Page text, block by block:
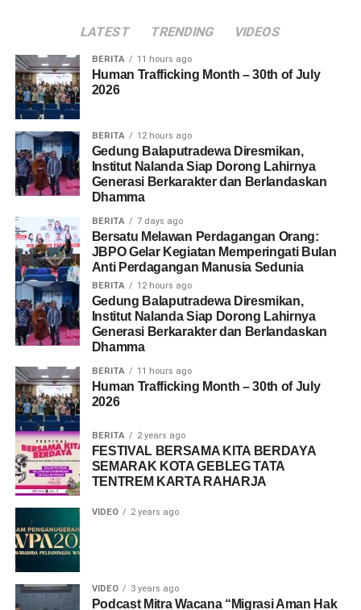
LATEST TRENDING VIDEOS
BERITA 11 hours ago
Human Trafficking Month – 30th of July
2026
BERITA 12 hours ago
Gedung Balaputradewa Diresmikan,
Institut Nalanda Siap Dorong Lahirnya
Generasi Berkarakter dan Berlandaskan
Dhamma
BERITA 7 days ago
Bersatu Melawan Perdagangan Orang:
JBPO Gelar Kegiatan Memperingati Bulan
Anti Perdagangan Manusia Sedunia
BERITA 12 hours ago
Gedung Balaputradewa Diresmikan,
Institut Nalanda Siap Dorong Lahirnya
Generasi Berkarakter dan Berlandaskan
Dhamma
BERITA 11 hours ago
Human Trafficking Month – 30th of July
2026
BERITA 2 years ago
FESTIVAL BERSAMA KITA BERDAYA
SEMARAK KOTA GEBLEG TATA
TENTREM KARTA RAHARJA
VIDEO 2 years ago
VIDEO 3 years ago
Podcast Mitra Wacana “Migrasi Aman Hak